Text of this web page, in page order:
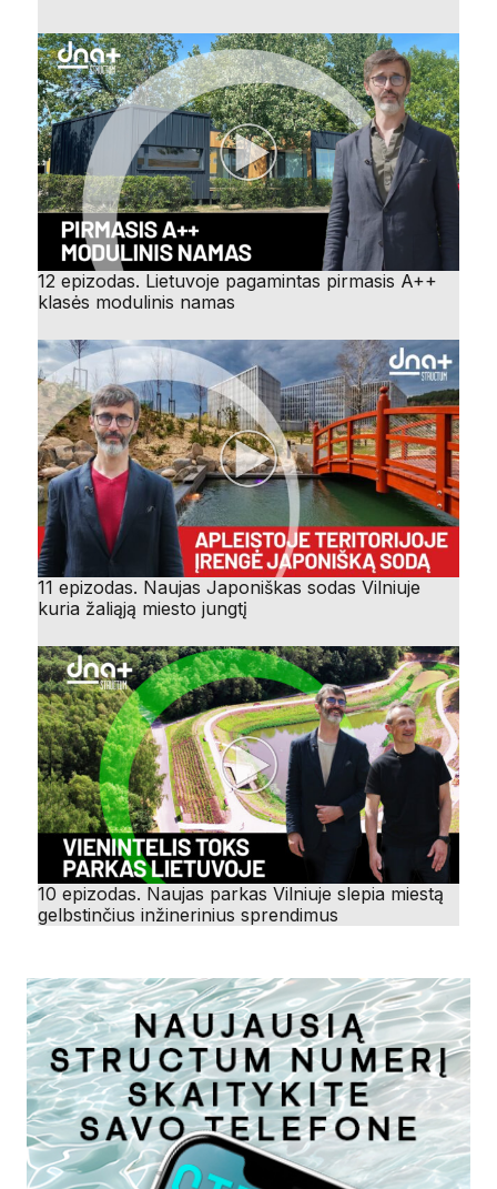
12 epizodas. Lietuvoje pagamintas pirmasis A++
klasės modulinis namas
11 epizodas. Naujas Japoniškas sodas Vilniuje
kuria žaliąją miesto jungtį
10 epizodas. Naujas parkas Vilniuje slepia miestą
gelbstinčius inžinerinius sprendimus